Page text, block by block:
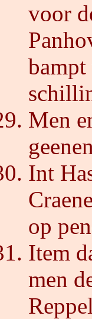
voor
bampt
Men
Int
op
Item
men
Reppel